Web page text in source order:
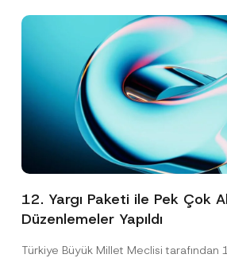
12. Yargı Paketi ile Pek Çok
Düzenlemeler Yapıldı
Türkiye Büyük Millet Meclisi